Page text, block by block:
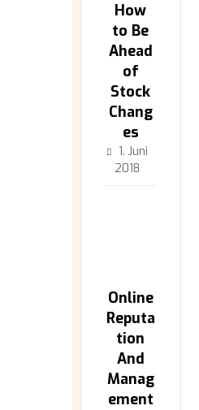
How
to Be
Ahead
of
Stock
Chang
es
1. Juni
2018
Online
Reputa
tion
And
Manag
ement